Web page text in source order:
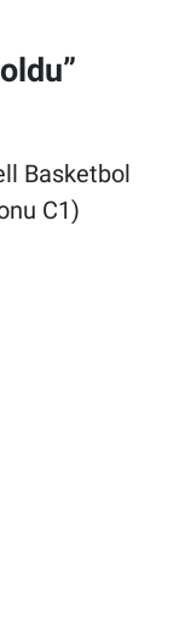
Basketbol
C1)